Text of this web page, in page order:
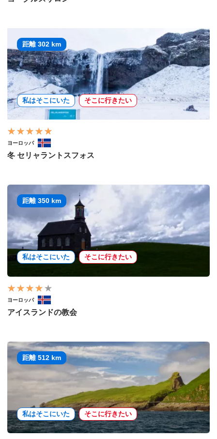
距離 302 km
私はそこにいた そこに行きたい
ヨーロッパ
冬 セリャラントスフォス
距離 350 km
私はそこにいた そこに行きたい
ヨーロッパ
アイスランドの教会
距離 512 km
私はそこにいた そこに行きたい